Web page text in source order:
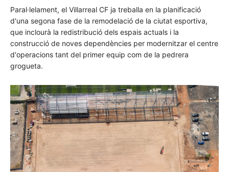
Paral·lelament, el Villarreal CF ja treballa en la planificació
d'una segona fase de la remodelació de la ciutat esportiva,
que inclourà la redistribució dels espais actuals i la
construcció de noves dependències per modernitzar el centre
d'operacions tant del primer equip com de la pedrera
grogueta.